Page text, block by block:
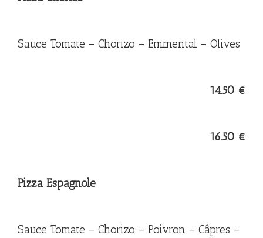
Sauce Tomate – Chorizo – Emmental – Olives
14.50 €
16.50 €
Pizza Espagnole
Sauce Tomate – Chorizo – Poivron – Câpres –